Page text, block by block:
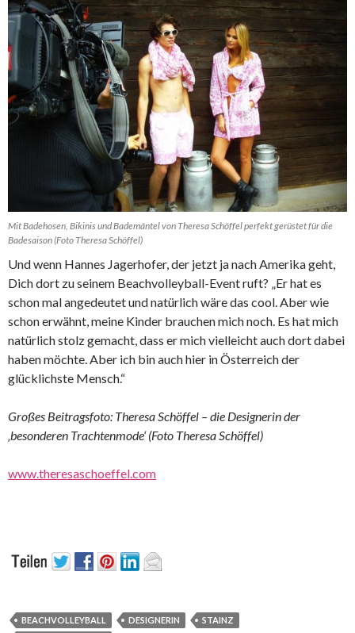
Mit Badehosen, Bikinis und Bademäntel von Theresa Schöffel perfekt gerüstet für die
Badesaison (Foto Theresa Schöffel)
Und wenn Hannes Jagerhofer, der jetzt ja nach Amerika geht,
Dich dort zu seinem Beachvolleyball-Event ruft? „Er hat es
schon mal angedeutet und natürlich wäre das cool. Aber wie
schon erwähnt, meine Kinder brauchen mich noch. Es hat mich
natürlich stolz gemacht, dass er mich vielleicht auch dort dabei
haben möchte. Aber ich bin auch hier in Österreich der
glücklichste Mensch.“
Großes Beitragsfoto: Theresa Schöffel – die Designerin der
‚besonderen Trachtenmode‘ (Foto Theresa Schöffel)
www.theresaschoeffel.com
BEACHVOLLEYBALL DESIGNERIN
STAINZ